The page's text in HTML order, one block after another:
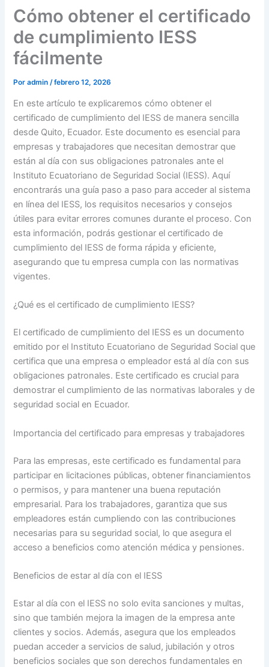
Cómo obtener el certificado
de cumplimiento IESS
fácilmente
Poradmin /febrero 12, 2026
En este artículo te explicaremos cómo obtener el
certificado de cumplimiento del IESS de manera sencilla
desde Quito, Ecuador. Este documento es esencial para
empresas y trabajadores que necesitan demostrar que
están al día con sus obligaciones patronales ante el
Instituto Ecuatoriano de Seguridad Social (IESS). Aquí
encontrarás una guía paso a paso para acceder al sistema
en línea del IESS, los requisitos necesarios y consejos
útiles para evitar errores comunes durante el proceso. Con
esta información, podrás gestionar el certificado de
cumplimiento del IESS de forma rápida y eficiente,
asegurando que tu empresa cumpla con las normativas
vigentes.
¿Qué es el certificado de cumplimiento IESS?
El certificado de cumplimiento del IESS es un documento
emitido por el Instituto Ecuatoriano de Seguridad Social que
certifica que una empresa o empleador está al día con sus
obligaciones patronales. Este certificado es crucial para
demostrar el cumplimiento de las normativas laborales y de
seguridad social en Ecuador.
Importancia del certificado para empresas y trabajadores
Para las empresas, este certificado es fundamental para
participar en licitaciones públicas, obtener financiamientos
o permisos, y para mantener una buena reputación
empresarial. Para los trabajadores, garantiza que sus
empleadores están cumpliendo con las contribuciones
necesarias para su seguridad social, lo que asegura el
acceso a beneficios como atención médica y pensiones.
Beneficios de estar al día con el IESS
Estar al día con el IESS no solo evita sanciones y multas,
sino que también mejora la imagen de la empresa ante
clientes y socios. Además, asegura que los empleados
puedan acceder a servicios de salud, jubilación y otros
beneficios sociales que son derechos fundamentales en